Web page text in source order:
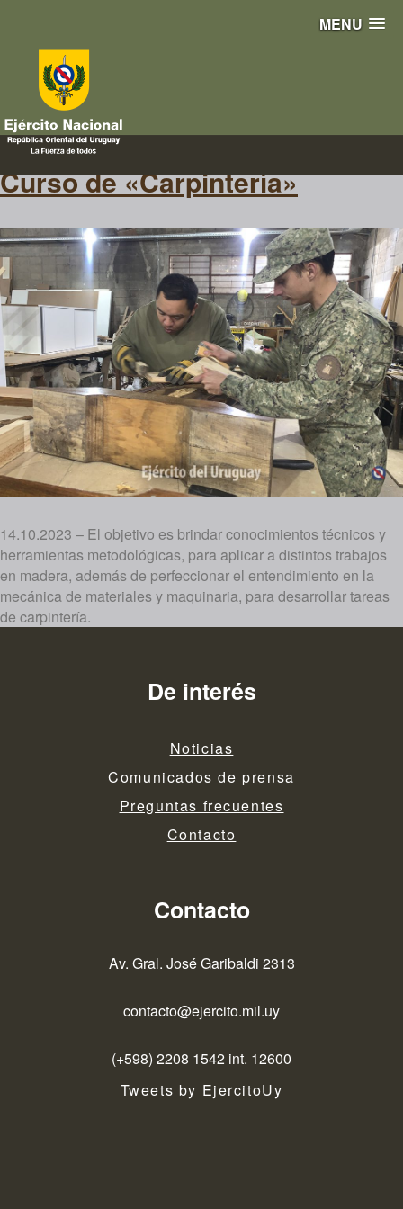
MENU
capintería
Curso de «Carpintería»
14.10.2023 – El objetivo es brindar conocimientos técnicos y
herramientas metodológicas, para aplicar a distintos trabajos
en madera, además de perfeccionar el entendimiento en la
mecánica de materiales y maquinaria, para desarrollar tareas
de carpintería.
De interés
Noticias
Comunicados de prensa
Preguntas frecuentes
Contacto
Contacto
Av. Gral. José Garibaldi 2313
contacto@ejercito.mil.uy
(+598) 2208 1542 int. 12600
Tweets by EjercitoUy